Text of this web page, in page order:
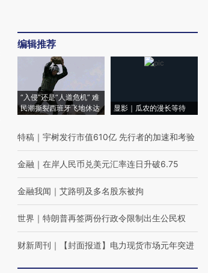
编辑推荐
“入侵”还是“人道危机” 难
民潮撕裂西班牙飞地休达
显影｜瓜农的漫长等待
特稿 ｜ 宇树发行市值610亿 先行者的加速和考验
金融 ｜ 在岸人民币兑美元汇率连日升破6.75
金融我闻 ｜ 艾路明及多名股东被拘
世界 ｜ 特朗普再签两份行政令限制出生公民权
财新周刊 ｜ 【封面报道】电力现货市场元年突进